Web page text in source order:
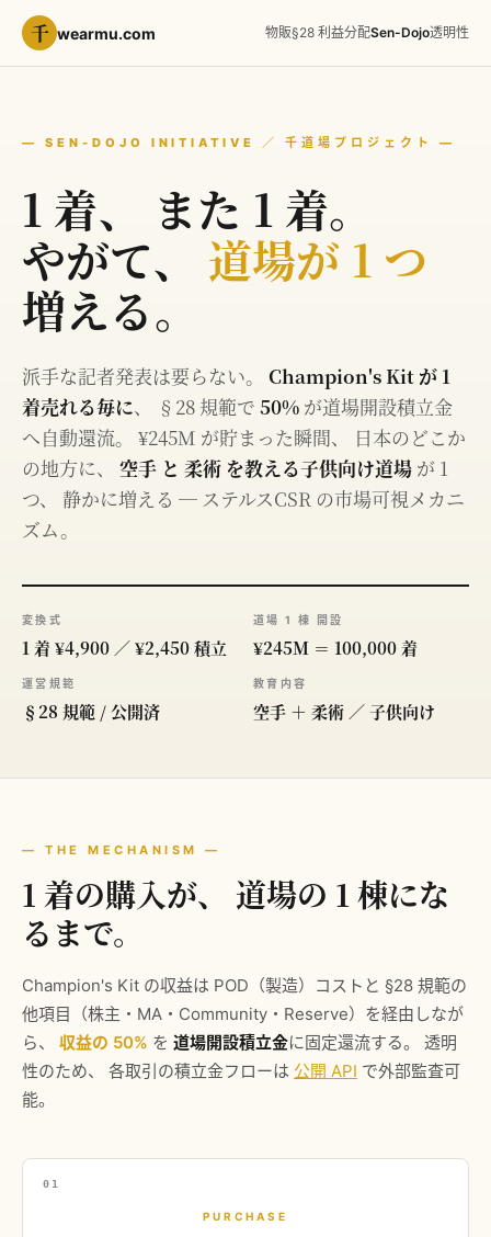
千 wearmu.com 物販§28 利益分配Sen-Dojo透明性
— SEN-DOJO INITIATIVE ／ 千道場プロジェクト —
1 着、 また 1 着。
やがて、 道場が 1 つ
増える。
派手な記者発表は要らない。 Champion's Kit が 1
着売れる毎に、 §28 規範で 50% が道場開設積立金
へ自動還流。 ¥245M が貯まった瞬間、 日本のどこか
の地方に、 空手 と 柔術 を教える子供向け道場 が 1
つ、 静かに増える ─ ステルスCSR の市場可視メカニ
ズム。
変換式
1 着 ¥4,900 ／ ¥2,450 積立
道場 1 棟 開設
¥245M ＝ 100,000 着
運営規範
§28 規範 / 公開済
教育内容
空手 ＋ 柔術 ／ 子供向け
— THE MECHANISM —
1 着の購入が、 道場の 1 棟にな
るまで。
Champion's Kit の収益は POD（製造）コストと §28 規範の
他項目（株主・MA・Community・Reserve）を経由しなが
ら、 収益の 50% を 道場開設積立金に固定還流する。 透明
性のため、 各取引の積立金フローは 公開 API で外部監査可
能。
01
PURCHASE